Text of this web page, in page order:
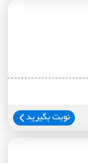
نوبت بگیرید